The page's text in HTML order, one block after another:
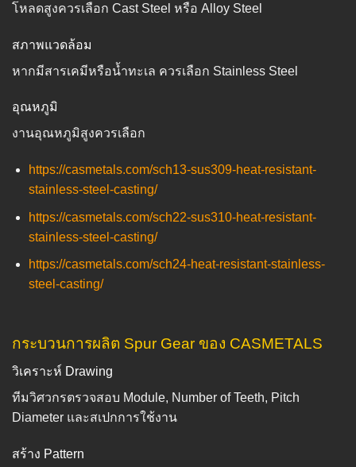
โหลดสูงควรเลือก Cast Steel หรือ Alloy Steel
สภาพแวดล้อม
หากมีสารเคมีหรือน้ำทะเล ควรเลือก Stainless Steel
อุณหภูมิ
งานอุณหภูมิสูงควรเลือก
https://casmetals.com/sch13-sus309-heat-resistant-
stainless-steel-casting/
https://casmetals.com/sch22-sus310-heat-resistant-
stainless-steel-casting/
https://casmetals.com/sch24-heat-resistant-stainless-
steel-casting/
กระบวนการผลิต Spur Gear ของ CASMETALS
วิเคราะห์ Drawing
ทีมวิศวกรตรวจสอบ Module, Number of Teeth, Pitch
Diameter และสเปกการใช้งาน
สร้าง Pattern